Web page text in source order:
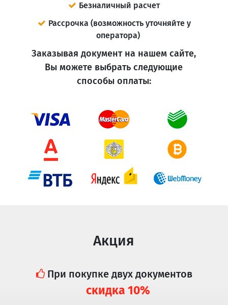
Безналичный расчет
Рассрочка (возможность уточняйте у
оператора)
Заказывая документ на нашем сайте,
Вы можете выбрать следующие
способы оплаты:
Акция
При покупке двух документов
скидка 10%